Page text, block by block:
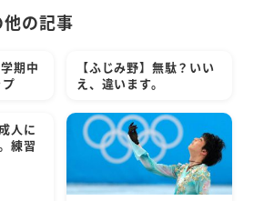
の記事
期中
【ふじみ野】無駄？いい
え、違います。
人に
練習